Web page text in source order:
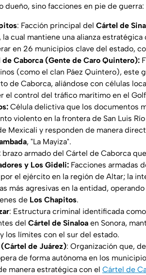
dueño, sino facciones en pie de guerra:
: Facción principal del Cártel de
la cual mantiene una alianza estratégica
en 26 municipios clave del estado,
de Caborca (Gente de Caro Quintero):
(como el clan Páez Quintero), este
de Caborca, aliándose con células
el control del tráfico marítimo en el
Célula delictiva que los documentos
violento en la frontera de San Luis
Mexicali y responden de manera
, "La Mayiza".
brazo armado del Cártel de Caborca
y Los Gideli: Facciones armadas
el ejército en la región de Altar; la
más agresivas en la entidad,
de Los Chapitos.
: Estructura criminal identificada
del Cártel de Sinaloa en Sonora,
y los límites con el sur del estado.
(Cártel de Juárez): Organización que,
de forma autónoma en los
manera estratégica con el Cártel de